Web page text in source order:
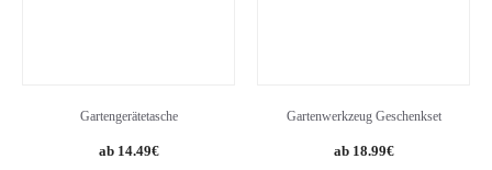
Gartengerätetasche
14.49€
Gartenwerkzeug Geschenkset
18.99€